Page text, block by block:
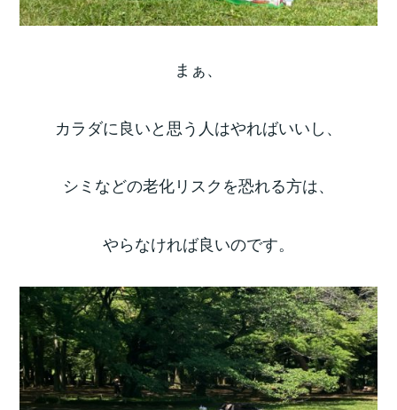
まぁ、
カラダに良いと思う人はやればいいし、
シミなどの老化リスクを恐れる方は、
やらなければ良いのです。